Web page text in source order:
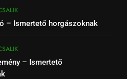
– Ismertető horgászoknak
– Ismertető